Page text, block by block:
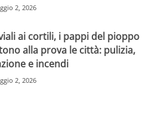
2, 2026
ai cortili, i pappi del pioppo
alla prova le città: pulizia,
e incendi
2, 2026